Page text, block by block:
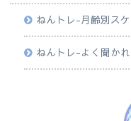
ねんトレ-月齢別ス
ねんトレ-よく聞か